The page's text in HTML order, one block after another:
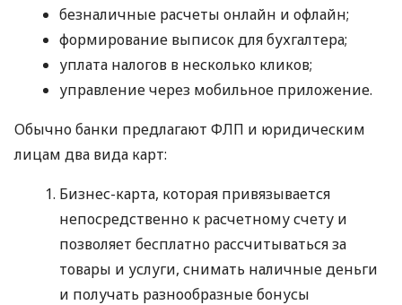
безналичные расчеты онлайн и офлайн;
формирование выписок для бухгалтера;
уплата налогов в несколько кликов;
управление через мобильное приложение.
Обычно банки предлагают ФЛП и юридическим
лицам два вида карт:
Бизнес-карта, которая привязывается
непосредственно к расчетному счету и
позволяет бесплатно рассчитываться за
товары и услуги, снимать наличные деньги
и получать разнообразные бонусы